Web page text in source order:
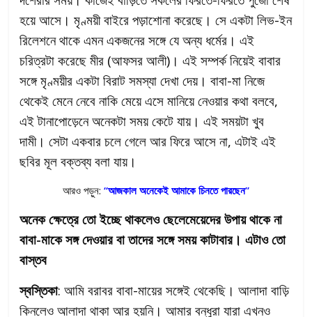
হয়ে আসে। মৃণ্ময়ী বাইরে পড়াশোনা করেছে। সে একটা লিভ-ইন
রিলেশনে থাকে এমন একজনের সঙ্গে যে অন্য ধর্মের। এই
চরিত্রটা করেছে মীর (আফসর আলী)। এই সম্পর্ক নিয়েই বাবার
সঙ্গে মৃণ্ময়ীর একটা বিরাট সমস্যা দেখা দেয়। বাবা-মা নিজে
থেকেই মেনে নেবে নাকি মেয়ে এসে মানিয়ে নেওয়ার কথা বলবে,
এই টানাপোড়েনে অনেকটা সময় কেটে যায়। এই সময়টা খুব
দামী। সেটা একবার চলে গেলে আর ফিরে আসে না, এটাই এই
ছবির মূল বক্তব্য বলা যায়।
আরও পড়ুন: “আজকাল অনেকেই আমাকে চিনতে পারছেন”
অনেক ক্ষেত্রে তো ইচ্ছে থাকলেও ছেলেমেয়েদের উপায় থাকে না
বাবা-মাকে সঙ্গ দেওয়ার বা তাদের সঙ্গে সময় কাটাবার। এটাও তো
বাস্তব
স্বস্তিকা: আমি বরাবর বাবা-মায়ের সঙ্গেই থেকেছি। আলাদা বাড়ি
কিনলেও আলাদা থাকা আর হয়নি। আমার বন্ধুরা যারা এখনও